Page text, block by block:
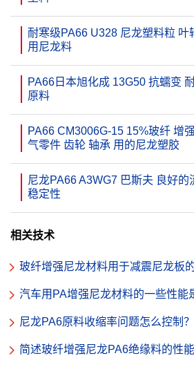
耐寒级PA66 U328 尼龙塑料粒 叶
用尼龙料
PA66日本旭化成 13G50 抗蠕变
原料
PA66 CM3006G-15 15%玻纤 增
气零件 齿轮 轴承 用的尼龙塑胶
尼龙PA66 A3WG7 巴斯夫 良好的
稳定性
相关技术
玻纤增强尼龙材料用于减震尼龙板
汽车用PA增强尼龙材料的一些性能
尼龙PA6原料收缩率问题怎么控制？
简述玻纤增强尼龙PA6绝缘料的性